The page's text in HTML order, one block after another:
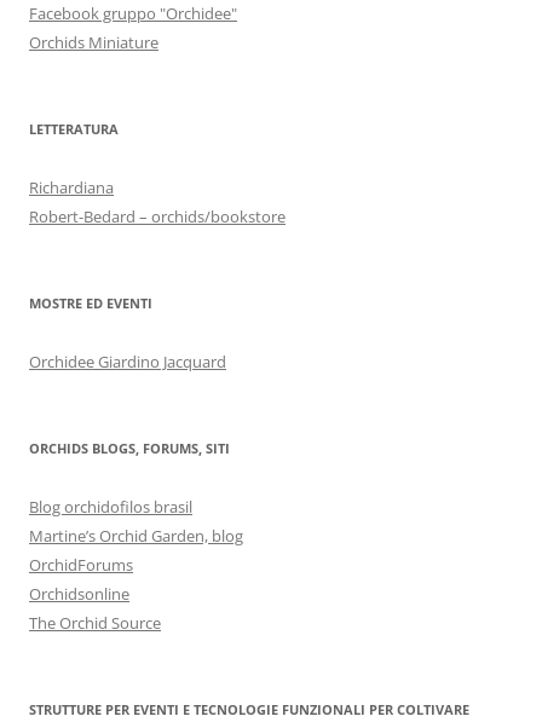
Facebook gruppo "Orchidee"
Orchids Miniature
LETTERATURA
Richardiana
Robert-Bedard – orchids/bookstore
MOSTRE ED EVENTI
Orchidee Giardino Jacquard
ORCHIDS BLOGS, FORUMS, SITI
Blog orchidofilos brasil
Martine’s Orchid Garden, blog
OrchidForums
Orchidsonline
The Orchid Source
STRUTTURE PER EVENTI E TECNOLOGIE FUNZIONALI PER COLTIVARE